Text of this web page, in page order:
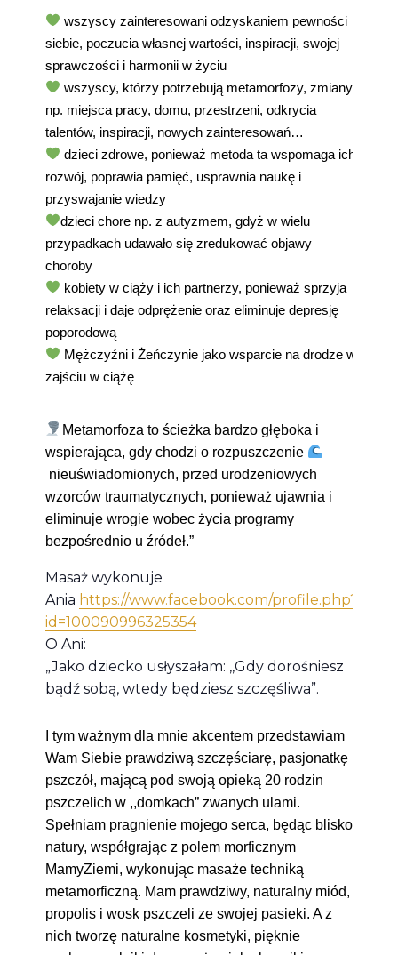
wszyscy zainteresowani odzyskaniem pewności
siebie, poczucia własnej wartości, inspiracji, swojej
sprawczości i harmonii w życiu
wszyscy, którzy potrzebują metamorfozy, zmiany
np. miejsca pracy, domu, przestrzeni, odkrycia
talentów, inspiracji, nowych zainteresowań…
dzieci zdrowe, ponieważ metoda ta wspomaga ich
rozwój, poprawia pamięć, usprawnia naukę i
przyswajanie wiedzy
dzieci chore np. z autyzmem, gdyż w wielu
przypadkach udawało się zredukować objawy
choroby
kobiety w ciąży i ich partnerzy, ponieważ sprzyja
relaksacji i daje odprężenie oraz eliminuje depresję
poporodową
Mężczyźni i Żeńczynie jako wsparcie na drodze w
zajściu w ciążę
Metamorfoza to ścieżka bardzo głęboka i
wspierająca, gdy chodzi o rozpuszczenie
nieuświadomionych, przed urodzeniowych
wzorców traumatycznych, ponieważ ujawnia i
eliminuje wrogie wobec życia programy
bezpośrednio u źródeł.”
Masaż wykonuje
Ania https://www.facebook.com/profile.php?
id=100090996325354
O Ani:
„Jako dziecko usłyszałam: ,,Gdy dorośniesz
bądź sobą, wtedy będziesz szczęśliwa”.
I tym ważnym dla mnie akcentem przedstawiam
Wam Siebie prawdziwą szczęściarę, pasjonatkę
pszczół, mającą pod swoją opieką 20 rodzin
pszczelich w ,,domkach” zwanych ulami.
Spełniam pragnienie mojego serca, będąc blisko
natury, współgrając z polem morficznym
MamyZiemi, wykonując masaże techniką
metamorficzną. Mam prawdziwy, naturalny miód,
propolis i wosk pszczeli ze swojej pasieki. A z
nich tworzę naturalne kosmetyki, pięknie